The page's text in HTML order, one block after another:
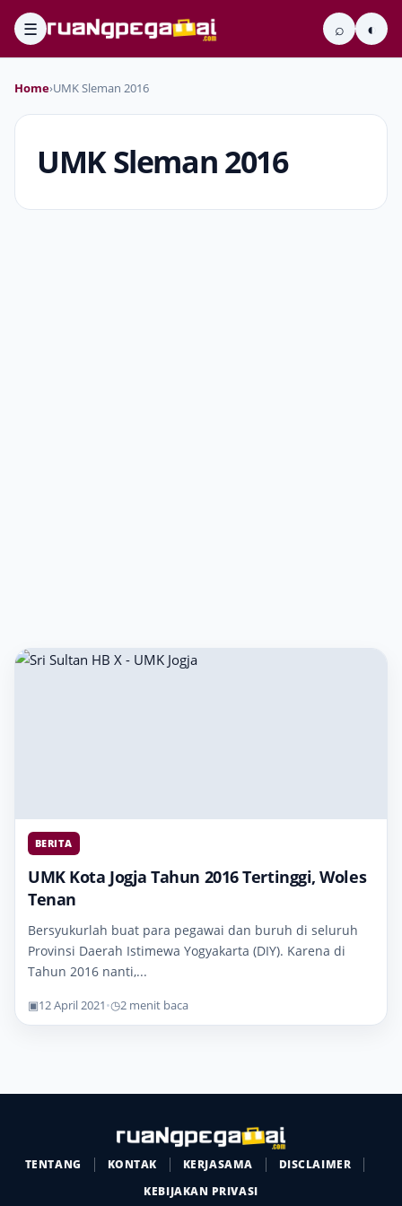
☰ ⌕ ◐
Home›UMK Sleman 2016
UMK Sleman 2016
BERITA
UMK Kota Jogja Tahun 2016 Tertinggi, Woles
Tenan
Bersyukurlah buat para pegawai dan buruh di seluruh
Provinsi Daerah Istimewa Yogyakarta (DIY). Karena di
Tahun 2016 nanti,...
▣12 April 2021•◷2 menit baca
TENTANG KONTAK KERJASAMA
DISCLAIMER
KEBIJAKAN PRIVASI